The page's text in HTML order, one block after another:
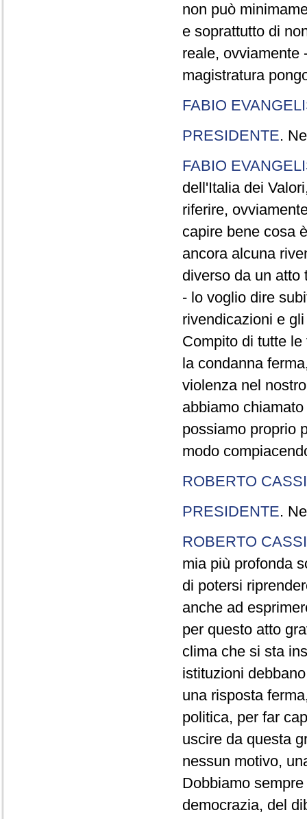
non può
e soprattutto di
reale, ovviamente
magistratura
FABIO
PRESIDENTE.
FABIO
dell'Italia dei
riferire,
capire bene cosa
ancora alcuna
diverso da un atto
- lo voglio dire
rivendicazioni e
Compito di tutte
la condanna
violenza nel
abbiamo
possiamo proprio
modo
ROBERTO
PRESIDENTE.
ROBERTO
mia più profonda
di potersi
anche ad
per questo atto
clima che si sta
istituzioni
una risposta
politica, per far
uscire da questa
nessun motivo,
Dobbiamo
democrazia, del